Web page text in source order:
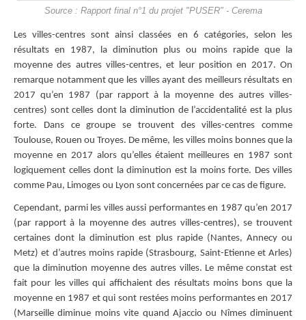
Source : Rapport final n°1 du projet "PUSER" - Cerema
Les villes-centres sont ainsi classées en 6 catégories, selon les
résultats en 1987, la diminution plus ou moins rapide que la
moyenne des autres villes-centres, et leur position en 2017. On
remarque notamment que les villes ayant des meilleurs résultats en
2017 qu’en 1987 (par rapport à la moyenne des autres villes-
centres) sont celles dont la diminution de l’accidentalité est la plus
forte. Dans ce groupe se trouvent des villes-centres comme
Toulouse, Rouen ou Troyes. De même, les villes moins bonnes que la
moyenne en 2017 alors qu’elles étaient meilleures en 1987 sont
logiquement celles dont la diminution est la moins forte. Des villes
comme Pau, Limoges ou Lyon sont concernées par ce cas de figure.
Cependant, parmi les villes aussi performantes en 1987 qu’en 2017
(par rapport à la moyenne des autres villes-centres), se trouvent
certaines dont la diminution est plus rapide (Nantes, Annecy ou
Metz) et d’autres moins rapide (Strasbourg, Saint-Etienne et Arles)
que la diminution moyenne des autres villes. Le même constat est
fait pour les villes qui affichaient des résultats moins bons que la
moyenne en 1987 et qui sont restées moins performantes en 2017
(Marseille diminue moins vite quand Ajaccio ou Nîmes diminuent